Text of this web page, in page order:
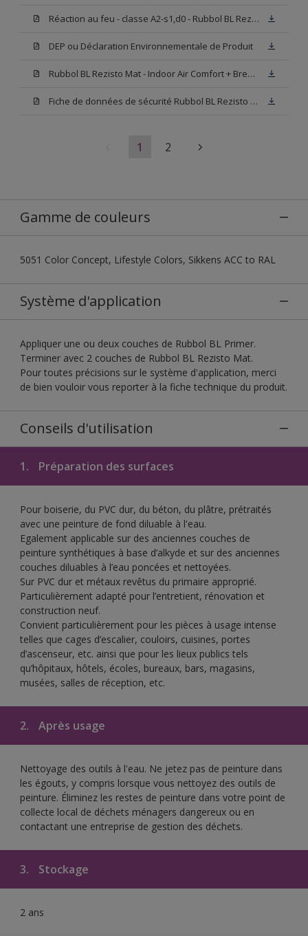
Réaction au feu - classe A2-s1,d0 - Rubbol BL Rezisto Mat
DEP ou Déclaration Environnementale de Produit
Rubbol BL Rezisto Mat - Indoor Air Comfort + Breeam Exemplary Level Report
Fiche de données de sécurité Rubbol BL Rezisto Mat W05 (SDS)
1 2
Gamme de couleurs
5051 Color Concept, Lifestyle Colors, Sikkens ACC to RAL
Système d'application
Appliquer une ou deux couches de Rubbol BL Primer.
Terminer avec 2 couches de Rubbol BL Rezisto Mat.
Pour toutes précisions sur le système d'application, merci
de bien vouloir vous reporter à la fiche technique du produit.
Conseils d'utilisation
1. Préparation des surfaces
Pour boiserie, du PVC dur, du béton, du plâtre, prétraités
avec une peinture de fond diluable à l'eau.
Egalement applicable sur des anciennes couches de
peinture synthétiques à base d’alkyde et sur des anciennes
couches diluables à l’eau poncées et nettoyées.
Sur PVC dur et métaux revêtus du primaire approprié.
Particulièrement adapté pour l’entretient, rénovation et
construction neuf.
Convient particulièrement pour les pièces à usage intense
telles que cages d’escalier, couloirs, cuisines, portes
d’ascenseur, etc. ainsi que pour les lieux publics tels
qu’hôpitaux, hôtels, écoles, bureaux, bars, magasins,
musées, salles de réception, etc.
2. Après usage
Nettoyage des outils à l'eau. Ne jetez pas de peinture dans
les égouts, y compris lorsque vous nettoyez des outils de
peinture. Éliminez les restes de peinture dans votre point de
collecte local de déchets ménagers dangereux ou en
contactant une entreprise de gestion des déchets.
3. Stockage
2 ans